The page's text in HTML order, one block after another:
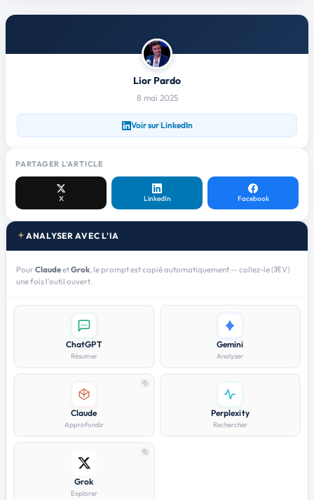
Lior Pardo
8 mai 2025
Voir sur LinkedIn
PARTAGER L'ARTICLE
X LinkedIn Facebook
ANALYSER AVEC L'IA
PourClaudeetGrok, le prompt est copié automatiquement — collez-le (⌘V)
une fois l'outil ouvert.
ChatGPT
Résumer
Gemini
Analyser
Claude
Approfondir
Perplexity
Rechercher
Grok
Explorer